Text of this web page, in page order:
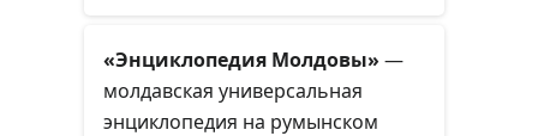
«Энциклопедия Молдовы» —
молдавская универсальная
энциклопедия на румынском